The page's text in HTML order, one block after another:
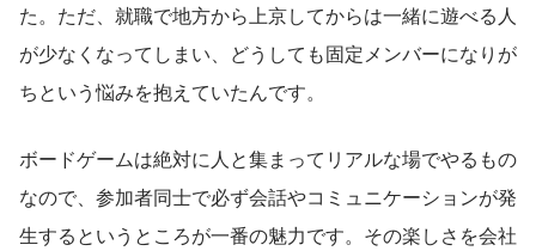
た。ただ、就職で地方から上京してからは一緒に遊べる人
が少なくなってしまい、どうしても固定メンバーになりが
ちという悩みを抱えていたんです。
ボードゲームは絶対に人と集まってリアルな場でやるもの
なので、参加者同士で必ず会話やコミュニケーションが発
生するというところが一番の魅力です。その楽しさを会社